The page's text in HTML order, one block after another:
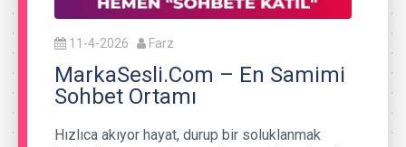
11-4-2026 Farz
MarkaSesli.Com – En Samimi
Sohbet Ortamı
Hızlıca akıyor hayat, durup bir soluklanmak